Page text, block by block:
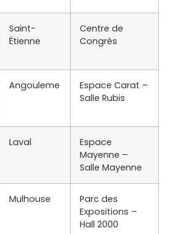
Saint-
Étienne
Centre de
Congrès
Angouleme
Espace Carat –
Salle Rubis
Laval
Espace
Mayenne –
Salle Mayenne
Mulhouse
Parc des
Expositions –
Hall 2000